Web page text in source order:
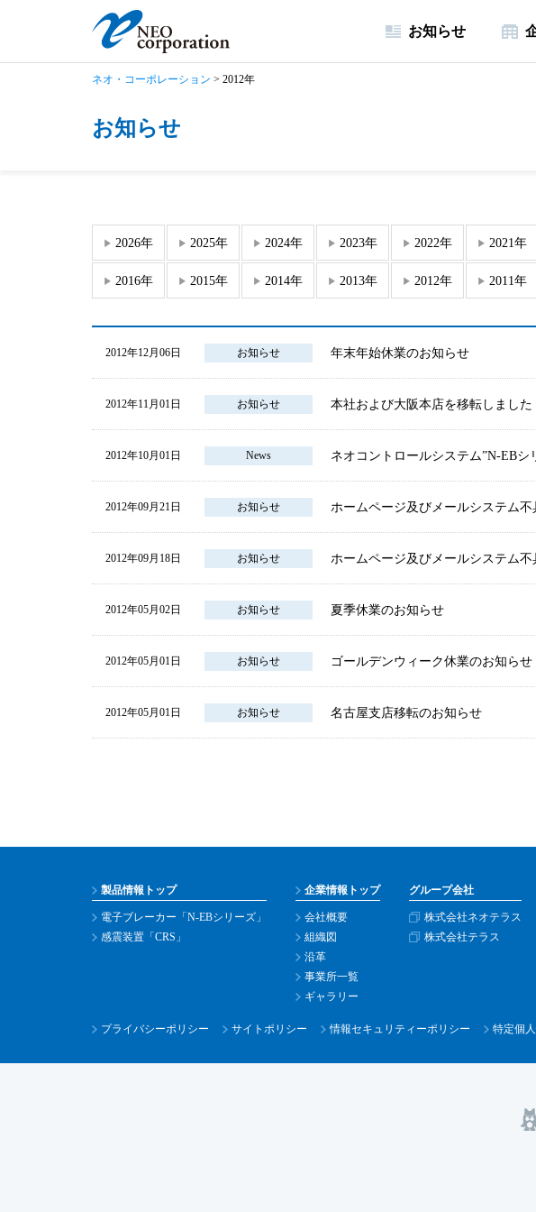
お知らせ
ネオ・コーポレーション > 2012年
お知らせ
2026年 2025年 2024年 2023年 2022年 2021年
2016年 2015年 2014年 2013年 2012年 2011年
2012年12月06日 お知らせ 年末年始休業のお知らせ
2012年11月01日 お知らせ 本社および大阪本店を移転しました
2012年10月01日 News ネオコントロールシステム”N-EBシ
2012年09月21日 お知らせ ホームページ及びメールシステム
2012年09月18日 お知らせ ホームページ及びメールシステム
2012年05月02日 お知らせ 夏季休業のお知らせ
2012年05月01日 お知らせ ゴールデンウィーク休業のお知らせ
2012年05月01日 お知らせ 名古屋支店移転のお知らせ
製品情報トップ
電子ブレーカー「N-EBシリーズ」
感震装置「CRS」
企業情報トップ
会社概要
組織図
沿革
事業所一覧
ギャラリー
グループ会社
株式会社ネオテラス
株式会社テラス
プライバシーポリシー サイトポリシー 情報セキュリティーポリシー 特定個